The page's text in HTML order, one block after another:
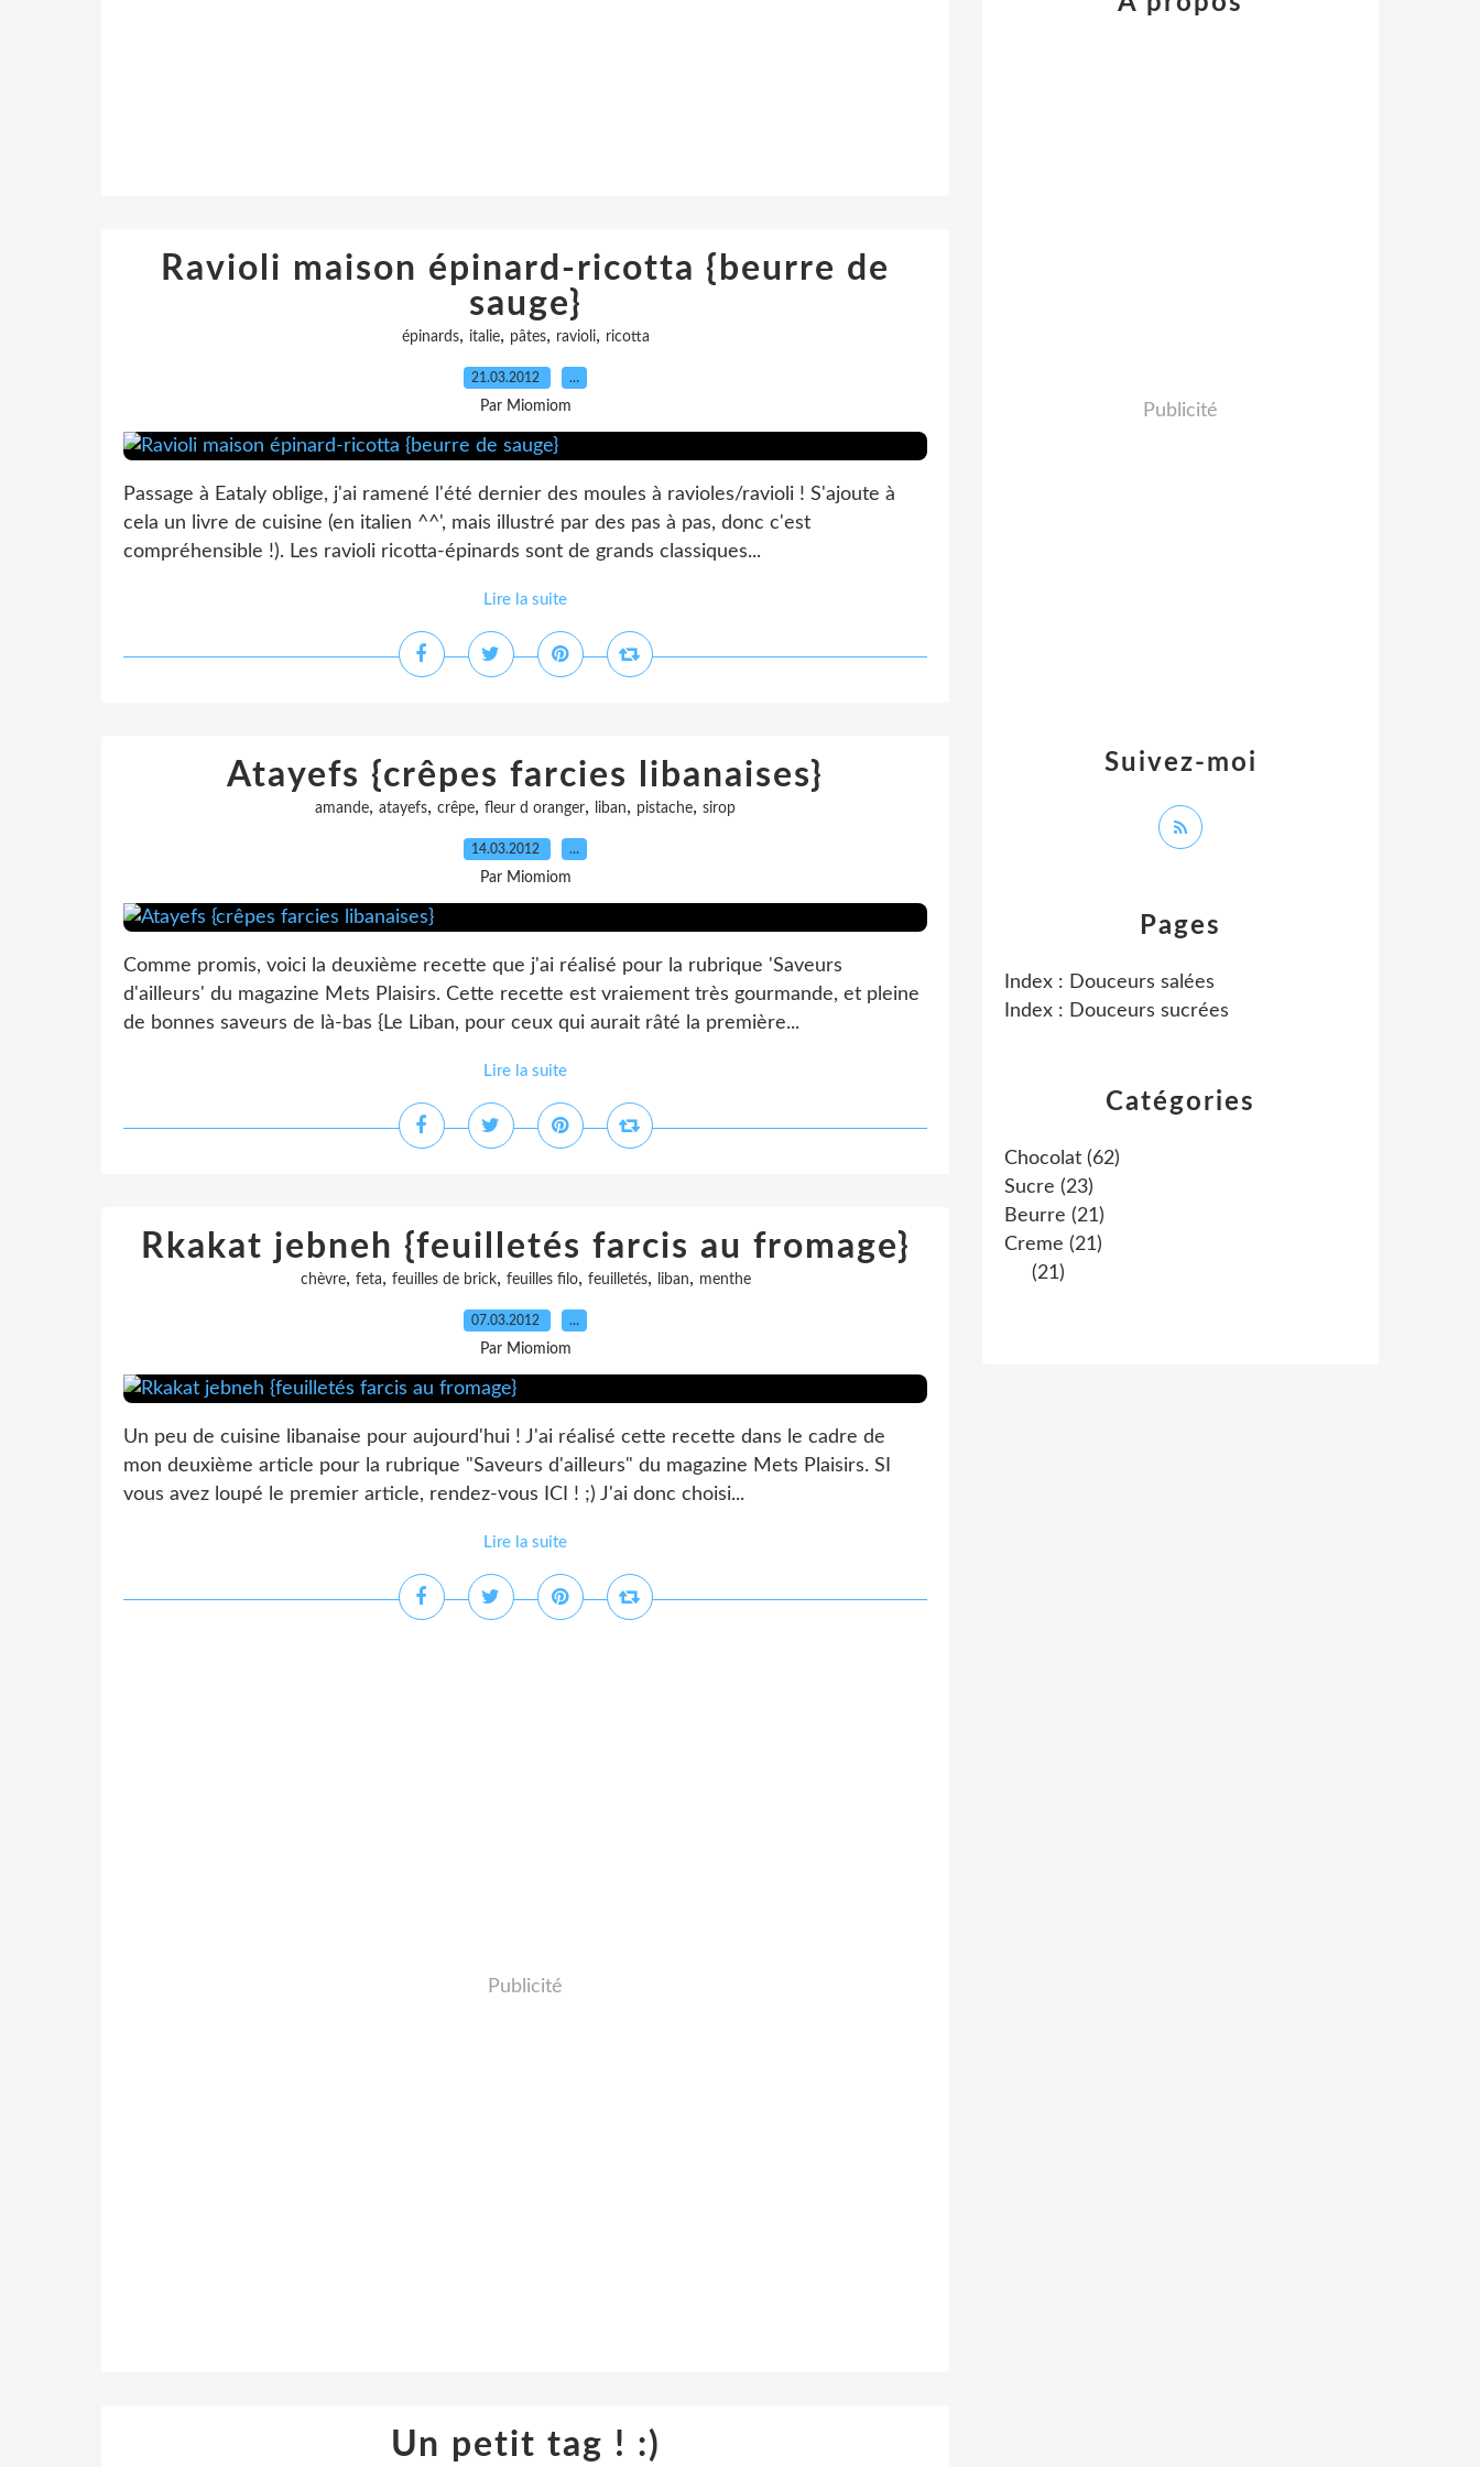
Ravioli maison épinard-ricotta {beurre de
sauge}
épinards, italie, pâtes, ravioli, ricotta
21.03.2012 …
Par Miomiom
Passage à Eataly oblige, j'ai ramené l'été dernier des moules à ravioles/ravioli ! S'ajoute à
cela un livre de cuisine (en italien ^^', mais illustré par des pas à pas, donc c'est
compréhensible !). Les ravioli ricotta-épinards sont de grands classiques...
Lire la suite
Atayefs {crêpes farcies libanaises}
amande, atayefs, crêpe, fleur d oranger, liban, pistache, sirop
14.03.2012 …
Par Miomiom
Comme promis, voici la deuxième recette que j'ai réalisé pour la rubrique 'Saveurs
d'ailleurs' du magazine Mets Plaisirs. Cette recette est vraiement très gourmande, et pleine
de bonnes saveurs de là-bas {Le Liban, pour ceux qui aurait râté la première...
Lire la suite
Rkakat jebneh {feuilletés farcis au fromage}
chèvre, feta, feuilles de brick, feuilles filo, feuilletés, liban, menthe
07.03.2012 …
Par Miomiom
Un peu de cuisine libanaise pour aujourd'hui ! J'ai réalisé cette recette dans le cadre de
mon deuxième article pour la rubrique "Saveurs d'ailleurs" du magazine Mets Plaisirs. SI
vous avez loupé le premier article, rendez-vous ICI ! ;) J'ai donc choisi...
Lire la suite
Publicité
Un petit tag ! :)
Catégories
Chocolat (62)
Sucre (23)
Beurre (21)
Creme (21)
(21)
Pages
Index : Douceurs salées
Index : Douceurs sucrées
Suivez-moi
Publicité